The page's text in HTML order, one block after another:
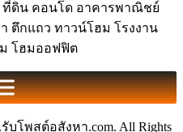
ที่ดิน คอนโด อาคารพาณิชย์
ตึกแถว ทาวน์โฮม โรงงาน
โฮมออฟฟิต
รับโพสต์อสังหา.com. All Rights